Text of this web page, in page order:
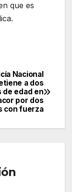
que es
Nacional
a dos
de edad en
por dos
con fuerza